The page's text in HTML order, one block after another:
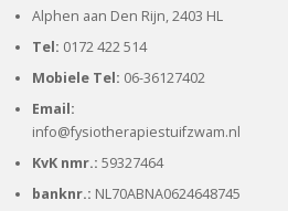
Alphen aan Den Rijn, 2403 HL
Tel: 0172 422 514
Mobiele Tel: 06-36127402
Email:
info@fysiotherapiestuifzwam.nl
KvK nmr.: 59327464
banknr.: NL70ABNA0624648745